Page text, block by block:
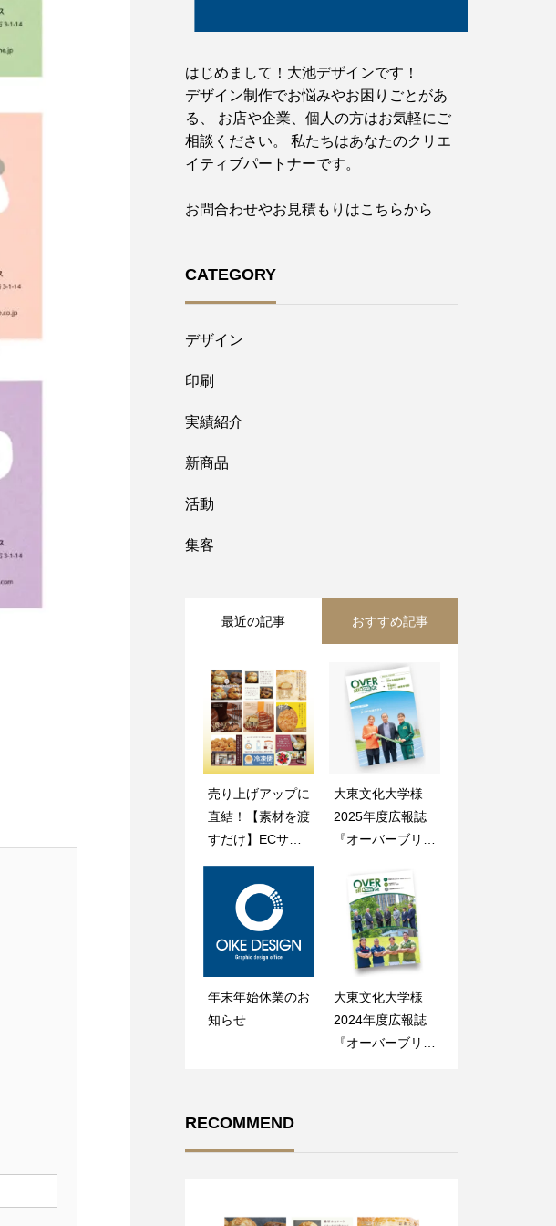
はじめまして！大池デザインです！
デザイン制作でお悩みやお困りごとがあ
る、 お店や企業、個人の方はお気軽にご
相談ください。 私たちはあなたのクリエ
イティブパートナーです。
お問合わせやお見積もりはこちらから
CATEGORY
デザイン
印刷
実績紹介
新商品
活動
集客
最近の記事 おすすめ記事
売り上げアップに
直結！【素材を渡
すだけ】ECサイ
手軽にプロ品質で
制作！ふるさと納
税にも！
大東文化大学様
2025年度広報誌
『オーバーブリッ
年末年始休業のお
知らせ
大東文化大学様
2024年度広報誌
『オーバーブリッ
売り上げアップに
直結！【素材を渡
すだけ】ECサイ
手軽にプロ品質で
制作！ふるさと納
税にも！
【初心者向け】新
規店舗オープンチ
ラシ・フライヤー
やすく解説！
【初心者向け】シ
ョップカードの作
MAP付き！おし
ゃれなショップカ
ードを手軽に格安
RECOMMEND